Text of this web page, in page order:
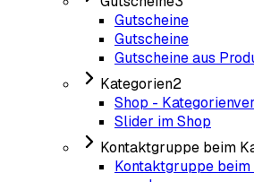
Gutscheine
Gutscheine
Gutscheine aus
Kategorien2
Shop -
Slider im Shop
Kontaktgruppe beim
Kontaktgruppe